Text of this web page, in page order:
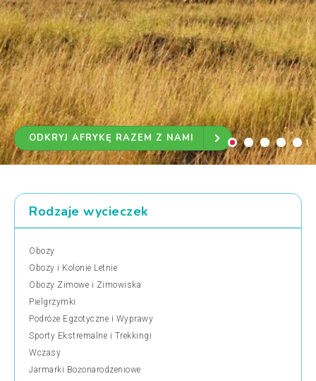
ODKRYJ AFRYKĘ RAZEM Z NAMI
Rodzaje wycieczek
Obozy
Obozy i Kolonie Letnie
Obozy Zimowe i Zimowiska
Pielgrzymki
Podróże Egzotyczne i Wyprawy
Sporty Ekstremalne i Trekkingi
Wczasy
Jarmarki Bożonarodzeniowe